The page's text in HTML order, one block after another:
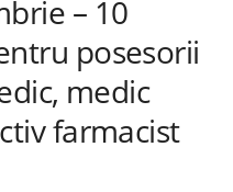
– 10
posesorii
medic
farmacist